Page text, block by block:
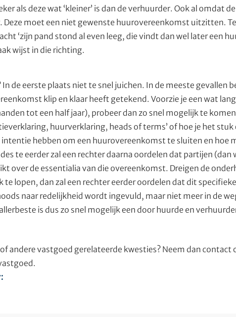
als deze wat ‘kleiner’ is dan de verhuurder. Ook al omdat
Deze moet een niet gewenste huurovereenkomst uitzitten.
‘zijn pand stond al even leeg, die vindt dan wel later een
wijst in die richting.
de eerste plaats niet te snel juichen. In de meeste gevallen
klip en klaar heeft getekend. Voorzie je een wat
tot een half jaar), probeer dan zo snel mogelijk te
huurverklaring, heads of terms’ of hoe je het
intentie hebben om een huurovereenkomst te sluiten en hoe
te eerder zal een rechter daarna oordelen dat partijen (dan
over de essentialia van die overeenkomst. Dreigen de
te lopen, dan zal een rechter eerder oordelen dat dit
naar redelijkheid wordt ingevuld, maar niet meer in de
is dus zo snel mogelijk een door huurde en
andere vastgoed gerelateerde kwesties? Neem dan contact